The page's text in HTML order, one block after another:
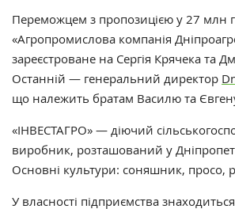
Переможцем з пропозицією у 27 млн
«Агропромислова компанія
зареєстроване на Сергія Крячека та
Останній — генеральний директор
що належить братам Василю та
«ІНВЕСТАГРО» — діючий
виробник, розташований у
Основні культури: соняшник, просо,
У власності підприємства